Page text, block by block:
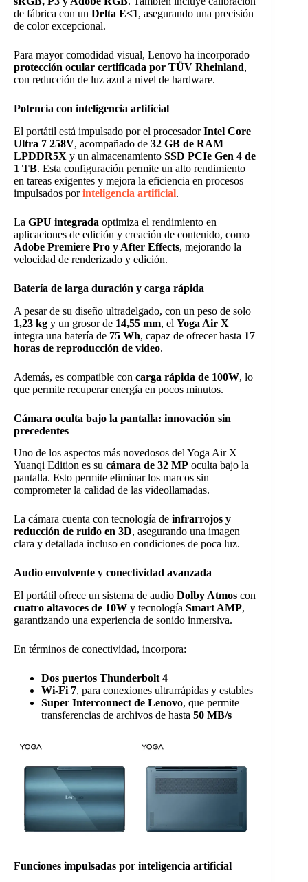
de fábrica con un Delta E<1, asegurando una precisión
de color excepcional.
Para mayor comodidad visual, Lenovo ha incorporado
protección ocular certificada por TÜV Rheinland,
con reducción de luz azul a nivel de hardware.
Potencia con inteligencia artificial
El portátil está impulsado por el procesadorIntel Core
Ultra 7 258V, acompañado de 32 GB de RAM
LPDDR5X y un almacenamiento SSD PCIe Gen 4 de
1 TB. Esta configuración permite un alto rendimiento
en tareas exigentes y mejora la eficiencia en procesos
impulsados porinteligencia artificial.
La GPU integrada optimiza el rendimiento en
aplicaciones de edición y creación de contenido, como
Adobe Premiere Pro y After Effects, mejorando la
velocidad de renderizado y edición.
Batería de larga duración y carga rápida
A pesar de su diseño ultradelgado, con un peso de solo
1,23 kg y un grosor de 14,55 mm, el Yoga Air X
integra una batería de 75 Wh, capaz de ofrecer hasta 17
horas de reproducción de video.
Además, es compatible con carga rápida de 100W, lo
que permite recuperar energía en pocos minutos.
Cámara oculta bajo la pantalla: innovación sin
precedentes
Uno de los aspectos más novedosos del Yoga Air X
Yuanqi Edition es su cámara de 32 MP oculta bajo la
pantalla. Esto permite eliminar los marcos sin
comprometer la calidad de las videollamadas.
La cámara cuenta con tecnología de infrarrojos y
reducción de ruido en 3D, asegurando una imagen
clara y detallada incluso en condiciones de poca luz.
Audio envolvente y conectividad avanzada
El portátil ofrece un sistema de audio Dolby Atmos con
cuatro altavoces de 10W y tecnología Smart AMP,
garantizando una experiencia de sonido inmersiva.
En términos de conectividad, incorpora:
Dos puertos Thunderbolt 4
Wi-Fi 7, para conexiones ultrarrápidas y estables
Super Interconnect de Lenovo, que permite
transferencias de archivos de hasta 50 MB/s
Funciones impulsadas por inteligencia artificial